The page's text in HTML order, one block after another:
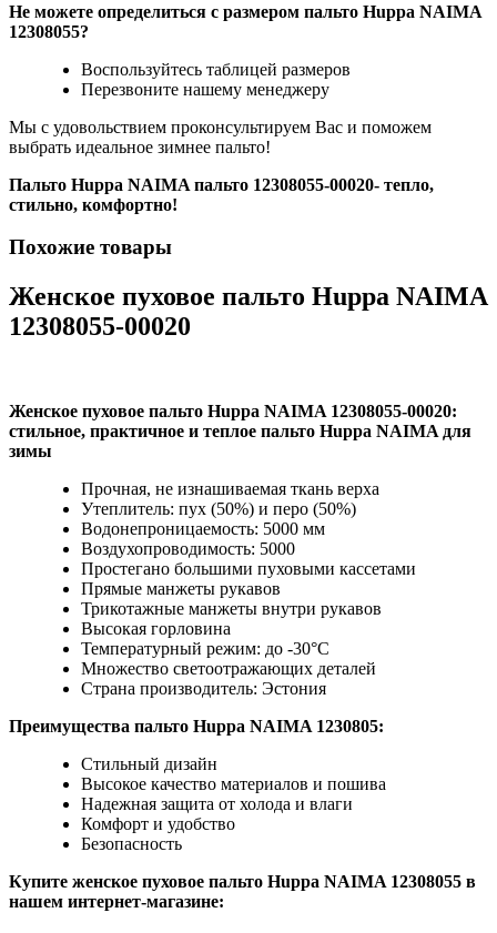
Не можете определиться с размером пальто Huppa NAIMA
12308055?
Воспользуйтесь таблицей размеров
Перезвоните нашему менеджеру
Мы с удовольствием проконсультируем Вас и поможем
выбрать идеальное зимнее пальто!
Пальто Huppa NAIMA пальто 12308055-00020- тепло,
стильно, комфортно!
Похожие товары
Женское пуховое пальто Huppa NAIMA
12308055-00020
Женское пуховое пальто Huppa NAIMA 12308055-00020:
стильное, практичное и теплое пальто Huppa NAIMA для
зимы
Прочная, не изнашиваемая ткань верха
Утеплитель: пух (50%) и перо (50%)
Водонепроницаемость: 5000 мм
Воздухопроводимость: 5000
Простегано большими пуховыми кассетами
Прямые манжеты рукавов
Трикотажные манжеты внутри рукавов
Высокая горловина
Температурный режим: до -30°C
Множество светоотражающих деталей
Страна производитель: Эстония
Преимущества пальто Huppa NAIMA 1230805:
Стильный дизайн
Высокое качество материалов и пошива
Надежная защита от холода и влаги
Комфорт и удобство
Безопасность
Купите женское пуховое пальто Huppa NAIMA 12308055 в
нашем интернет-магазине: